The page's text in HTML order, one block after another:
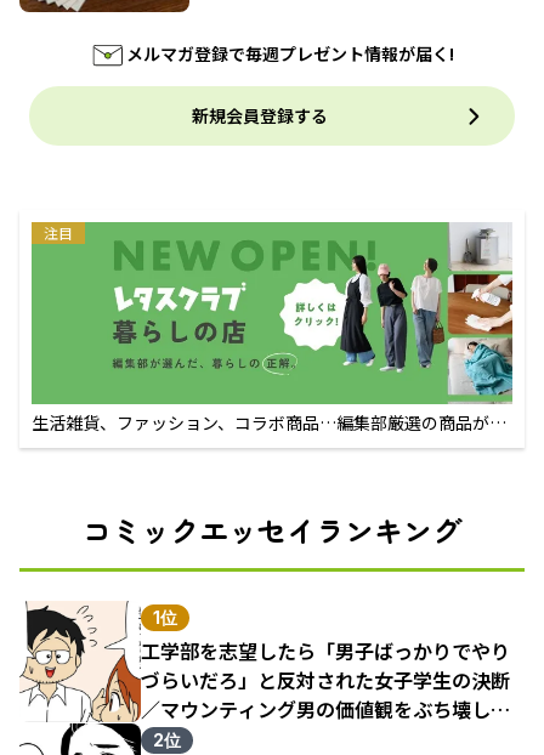
メルマガ登録で毎週プレゼント情報が届く!
新規会員登録する
注目
生活雑貨、ファッション、コラボ商品…編集部厳選の商品が買
えるECサイト
コミックエッセイランキング
1位
工学部を志望したら「男子ばっかりでやり
づらいだろ」と反対された女子学生の決断
／マウンティング男の価値観をぶち壊した
結果（1）
2位